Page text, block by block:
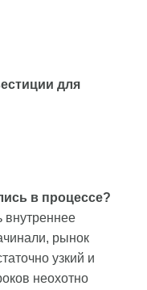
для
в процессе?
рынок
узкий и
неохотно